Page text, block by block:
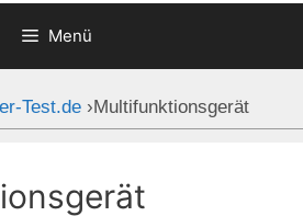
Menü
Test.de ›Multifunktionsgerät